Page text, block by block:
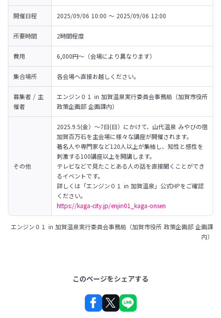
開催日程 2025/09/06 10:00 〜 2025/09/06 12:00
所要時間 2時間程度
費用 6,000円～（会場により異なります）
集合場所 各会場へ直接お越しください。
募集者 / 主
催者
エンジン０１ in 加賀温泉実行委員会事務局（加賀市役所
政策企画部 企画課内）
その他
2025.9.5(金）～7日(日）にかけて、山代温泉 みやびの宿
加賀百万石を主会場に様々な講座が開催されます。
著名人や専門家など120人以上が集結し、知性と感性を
刺激する100講座以上を開講します。
テレビなどで見たことある人の話を直接聞くことができ
るイベントです。
詳しくは「エンジン０１ in 加賀温泉」公式HPをご確認
https://kaga-city.jp/enjin01_kaga-onsen
エンジン０１ in 加賀温泉実行委員会事務局（加賀市役所 政策企画部 企画課
内）
このページをシェアする